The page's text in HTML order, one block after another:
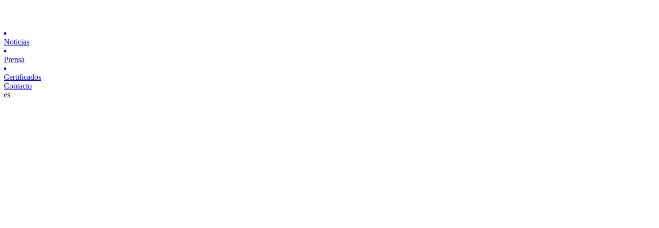
Noticias
Prensa
Certificados
Contacto
es